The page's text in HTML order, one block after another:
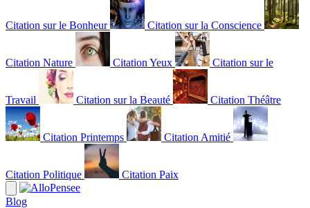
Citation sur le Bonheur Citation sur la Conscience
Citation Nature Citation Yeux Citation sur le
Travail Citation sur la Beauté Citation Théâtre
Citation Printemps Citation Amitié
Citation Politique Citation Paix
Blog